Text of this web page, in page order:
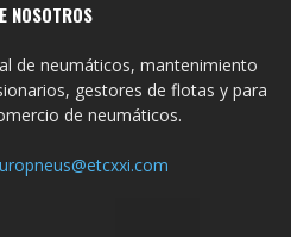
NOSOTROS
de neumáticos, mantenimiento
gestores de flotas y para
de neumáticos.